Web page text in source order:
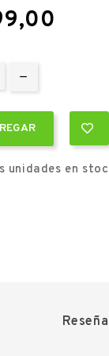
unidades en